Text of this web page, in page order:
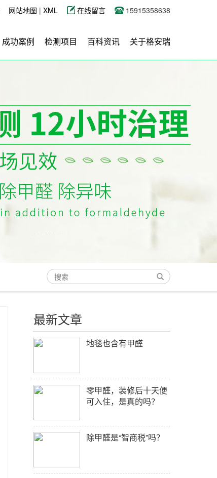
网站地图 | XML 在线留言 15915358638
成功案例 检测项目 百科资讯 关于格安瑞
最新文章
地毯也含有甲醛
零甲醛，装修后十天便
可入住，是真的吗？
除甲醛是“智商税”吗？